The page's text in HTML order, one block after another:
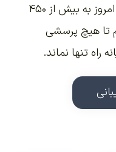
همراهی در مسیر ساختن است. تا امروز به بیش از ۴۵۰
تا هیچ پرسشی
تنها نماند.